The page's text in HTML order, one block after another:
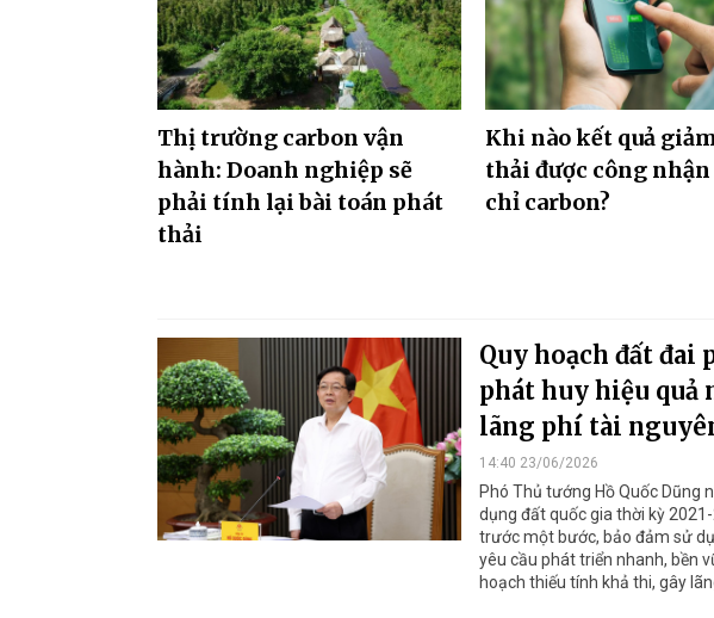
Thị trường carbon vận
hành: Doanh nghiệp sẽ
phải tính lại bài toán phát
thải
Khi nào kết quả
thải được công
chỉ carbon?
Quy hoạch đất đai
phát huy hiệu quả
lãng phí tài
14:40 23/06/2026
Phó Thủ tướng Hồ Quốc Dũng
dụng đất quốc gia thời kỳ
trước một bước, bảo đảm sử
yêu cầu phát triển nhanh, bền
hoạch thiếu tính khả thi, gây